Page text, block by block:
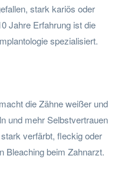
stark kariös oder
Jahre Erfahrung ist die
spezialisiert.
die Zähne weißer und
und mehr Selbstvertrauen
verfärbt, fleckig oder
Bleaching beim Zahnarzt.